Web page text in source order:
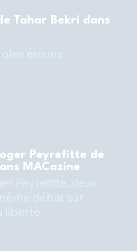
Tahar Bekri dans
Peyrefitte de
MACazine